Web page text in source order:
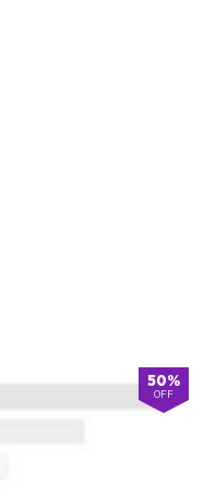
50%
OFF